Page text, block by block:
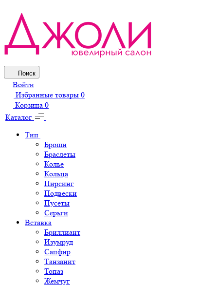
Поиск
Войти
Избранные товары 0
Корзина 0
Каталог
Тип
Броши
Браслеты
Колье
Кольца
Пирсинг
Подвески
Пусеты
Серьги
Вставка
Бриллиант
Изумруд
Сапфир
Танзанит
Топаз
Жемчуг